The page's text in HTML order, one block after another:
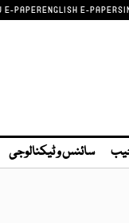
E-PAPERENGLISH E-PAPER
سائنس و ٹیکنالوجی